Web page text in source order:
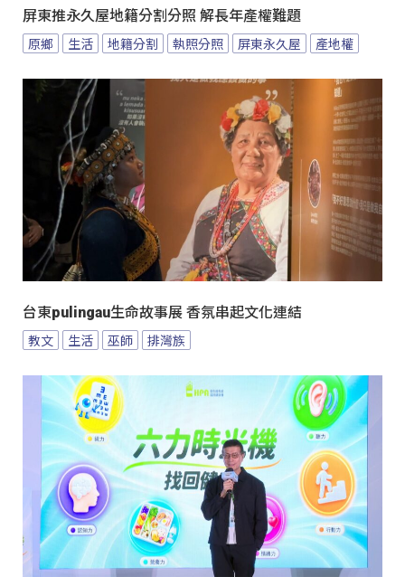
屏東推永久屋地籍分割分照 解長年產權難題
原鄉 生活 地籍分割 執照分照 屏東永久屋 產地權
台東pulingau生命故事展 香氛串起文化連結
教文 生活 巫師 排灣族